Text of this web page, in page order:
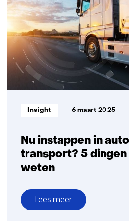
Innovatiecentrum
voor
Smart
Mobility
op
de
Automotive
Campus
Helmond
Nu instappen in
transport? 5 dingen
weten
Informatietype:
Insight 6 maart 2025
Lees meer
over